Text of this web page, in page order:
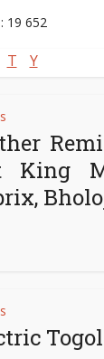
19 652
T Y
King